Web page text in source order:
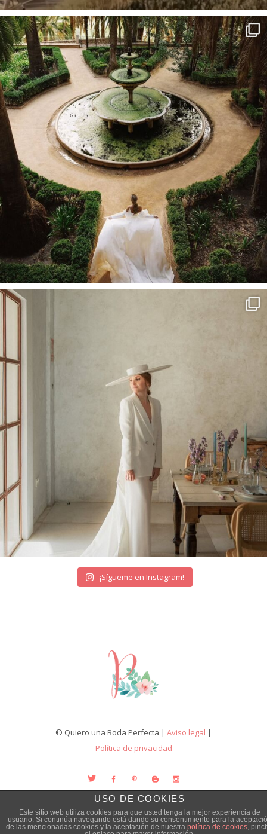
¡Sígueme en Instagram!
© Quiero una Boda Perfecta | Aviso legal |
Política de privacidad
USO DE COOKIES
Este sitio web utiliza cookies para que usted tenga la mejor experiencia de
usuario. Si continúa navegando está dando su consentimiento para la
de las mencionadas cookies y la aceptación de nuestra política de cookies,